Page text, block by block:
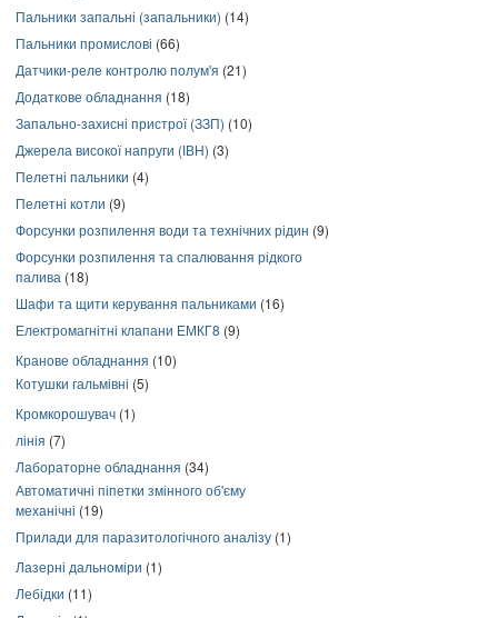
Пальники запальні (запальники) (14)
Пальники промислові (66)
Датчики-реле контролю полум'я (21)
Додаткове обладнання (18)
Запально-захисні пристрої (ЗЗП) (10)
Джерела високої напруги (ІВН) (3)
Пелетні пальники (4)
Пелетні котли (9)
Форсунки розпилення води та технічних рідин (9)
Форсунки розпилення та спалювання рідкого
палива (18)
Шафи та щити керування пальниками (16)
Електромагнітні клапани ЕМКГ8 (9)
Кранове обладнання (10)
Котушки гальмівні (5)
Кромкорошувач (1)
лінія (7)
Лабораторне обладнання (34)
Автоматичні піпетки змінного об'єму
механічні (19)
Прилади для паразитологічного аналізу (1)
Лазерні дальноміри (1)
Лебідки (11)